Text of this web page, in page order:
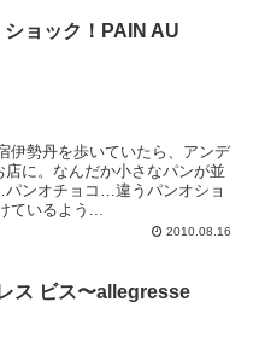
ショック！PAIN AU
伊勢丹を歩いていたら、アンデ
に。なんだか小さなパンが並
ンオチョコ…違うパンオショ
ているよう...
2010.08.16
ス ビス〜allegresse